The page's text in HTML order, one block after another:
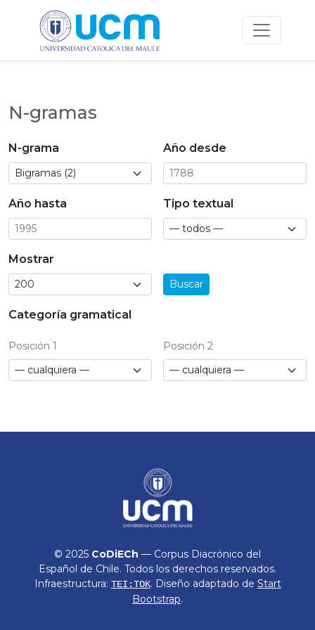
N-gramas
N-grama Año desde
Año hasta Tipo textual
Mostrar
Buscar
Categoría gramatical
Posición 1 Posición 2
© 2025 CoDiECh — Corpus Diacrónico del
Español de Chile. Todos los derechos reservados.
Infraestructura: TEI:TOK. Diseño adaptado de Start
Bootstrap.